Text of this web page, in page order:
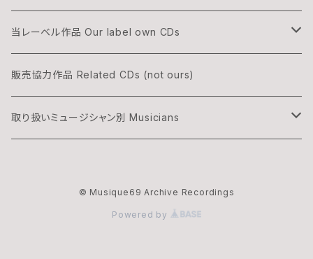
当レーベル作品 Our label own CDs
DOGON
THREE & ONLY
販売協力作品 Related CDs (not ours)
取り扱いミュージシャン別 Musicians
© Musique69 Archive Recordings
Powered by